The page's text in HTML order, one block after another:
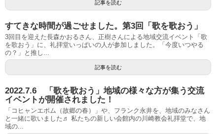
記事を読む
すてきな時間が過ごせました。第3回「歌を歌おう」
3回目を迎えた長森かおるさん、正樹さんによる地域交流イベント「歌
を歌おう」に、礼拝堂いっぱいの人が参加しました。「今度いつやる
の？」と推し...
記事を読む
2022.7.6 「歌を歌おう」地域の様々な方が集う交流
イベントが開催されました！
「コヒャンエポム（故郷の春）」や、フランク永井を、地域のみなさん
と一緒に歌いました♬ 私たちの新しい会館内の川崎教会礼拝堂で、地
域の...